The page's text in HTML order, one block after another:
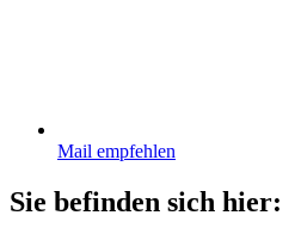
Mail empfehlen
Sie befinden sich hier: